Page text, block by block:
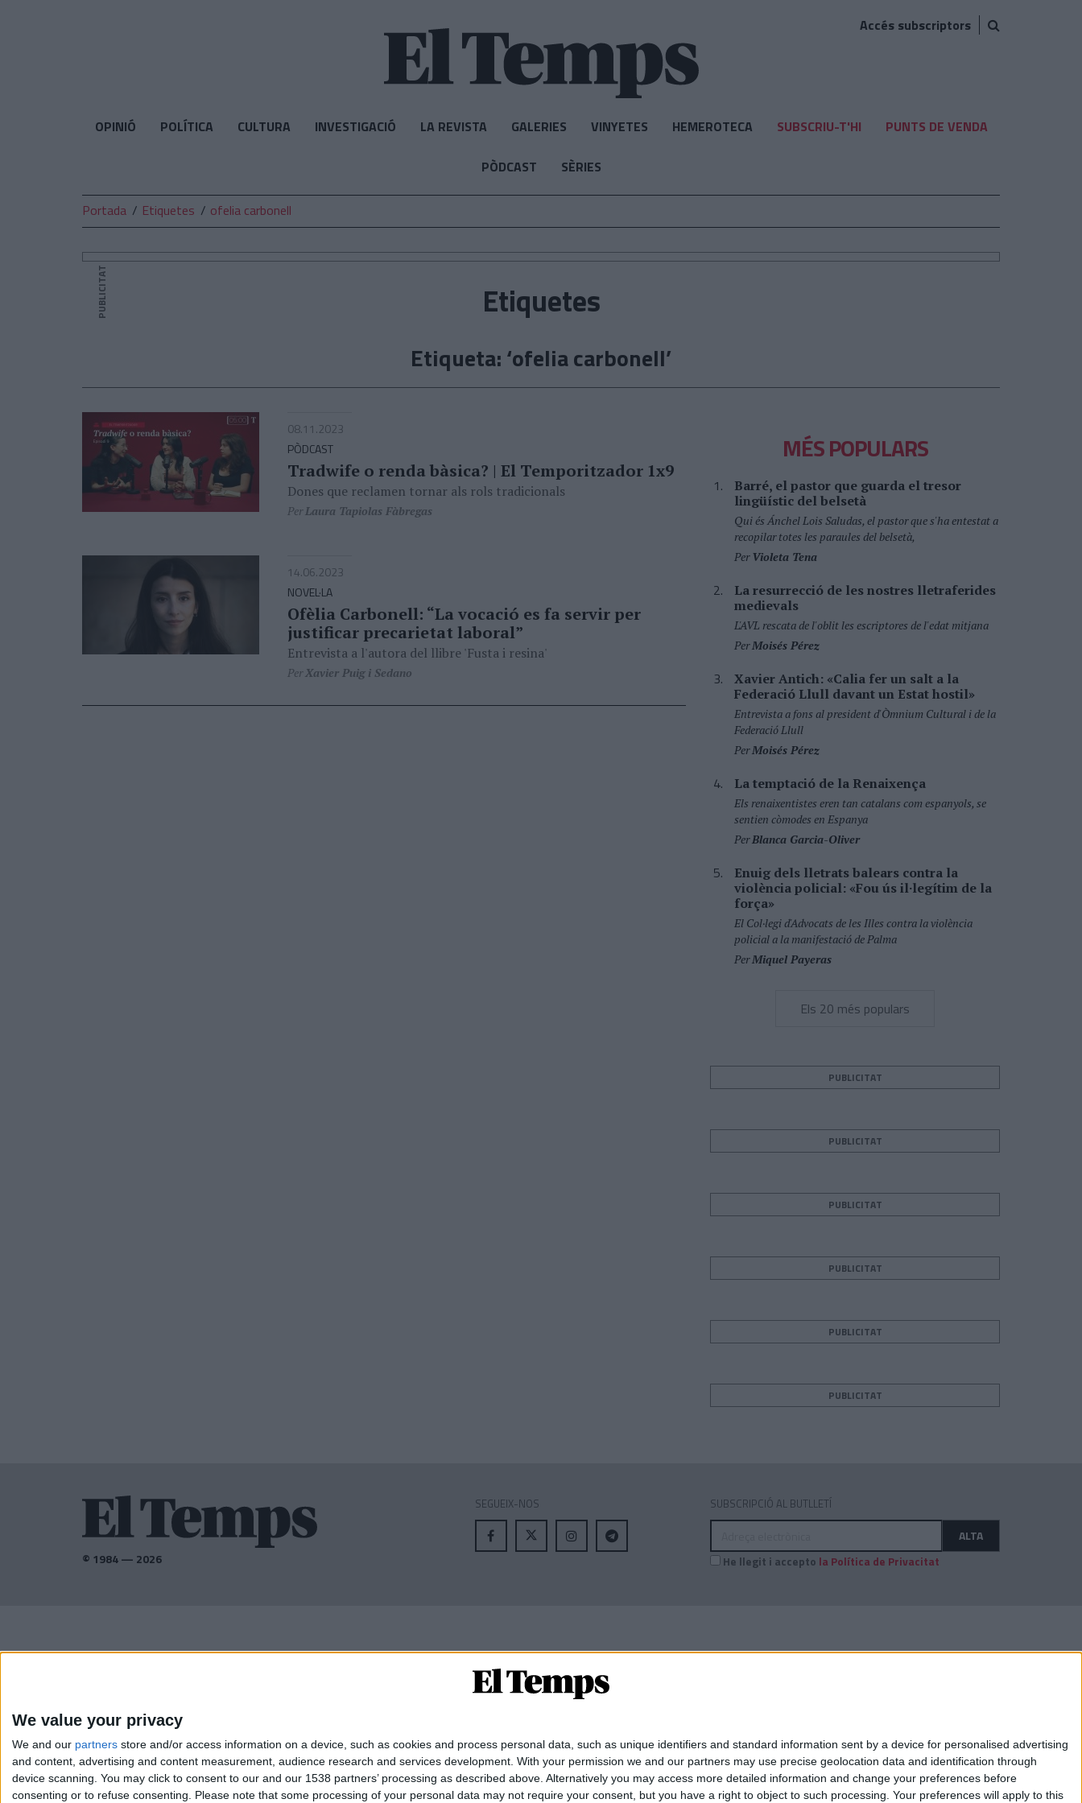
We value your privacy
We and our partners store and/or access information on a device, such as cookies and process personal data, such as unique identifiers and standard information sent by a device for personalised advertising
and content, advertising and content measurement, audience research and services development. With your permission we and our partners may use precise geolocation data and identification through
device scanning. You may click to consent to our and our 1538 partners’ processing as described above. Alternatively you may access more detailed information and change your preferences before
consenting or to refuse consenting.
Please note that some processing of your personal data may not require your consent, but you have a right to object to such processing. Your preferences will apply to this
Accés subscriptors
OPINIÓ POLÍTICA CULTURA INVESTIGACIÓ LA REVISTA GALERIES VINYETES HEMEROTECA SUBSCRIU-T'HI PUNTS DE VENDA
PÒDCAST SÈRIES
Portada Etiquetes ofelia carbonell
PUBLICITAT Etiquetes
Etiqueta: ‘ofelia carbonell’
08.11.2023
PÒDCAST
Tradwife o renda bàsica? | El Temporitzador 1x9
Dones que reclamen tornar als rols tradicionals
PerLaura Tapiolas Fàbregas
14.06.2023
NOVEL·LA
Ofèlia Carbonell: “La vocació es fa servir per
justificar precarietat laboral”
Entrevista a l'autora del llibre 'Fusta i resina'
PerXavier Puig i Sedano
MÉS POPULARS
Barré, el pastor que guarda el tresor
lingüístic del belsetà
Qui és Ánchel Lois Saludas, el pastor que s'ha entestat a
recopilar totes les paraules del belsetà,
PerVioleta Tena
La resurrecció de les nostres lletraferides
medievals
L'AVL rescata de l'oblit les escriptores de l'edat mitjana
PerMoisés Pérez
Xavier Antich: «Calia fer un salt a la
Federació Llull davant un Estat hostil»
Entrevista a fons al president d'Òmnium Cultural i de la
Federació Llull
PerMoisés Pérez
La temptació de la Renaixença
Els renaixentistes eren tan catalans com espanyols, se
sentien còmodes en Espanya
PerBlanca Garcia-Oliver
Enuig dels lletrats balears contra la
violència policial: «Fou ús il·legítim de la
força»
El Col·legi d'Advocats de les Illes contra la violència
policial a la manifestació de Palma
PerMiquel Payeras
Els 20 més populars
PUBLICITAT
PUBLICITAT
PUBLICITAT
PUBLICITAT
PUBLICITAT
PUBLICITAT
© 1984 — 2026
SEGUEIX-NOS SUBSCRIPCIÓ AL BUTLLETÍ
Adreça
ALTA
He llegit i accepto la Política de Privacitat